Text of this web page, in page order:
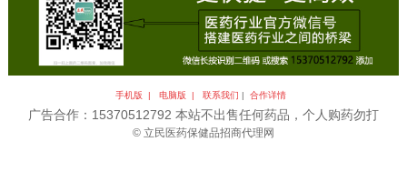
手机版 | 电脑版 | 联系我们 | 合作详情
广告合作：15370512792 本站不出售任何药品，个人购药勿打
© 立民医药保健品招商代理网